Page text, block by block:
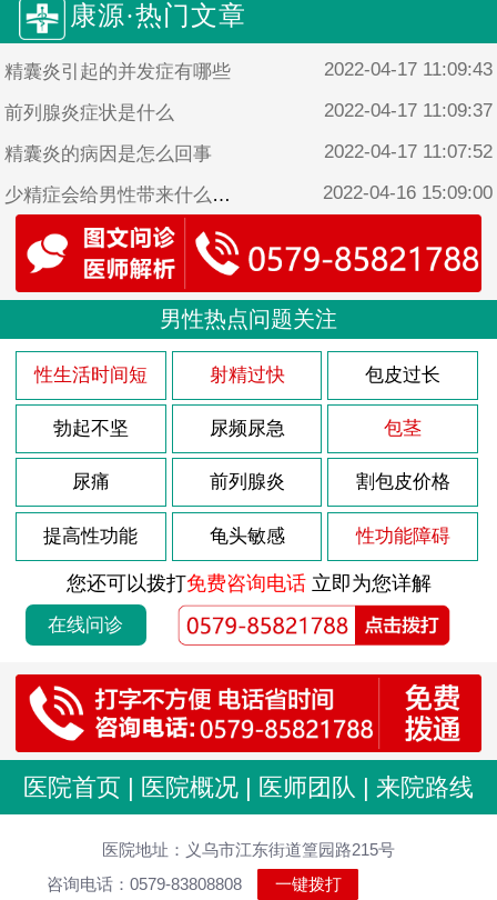
康源·热门文章
精囊炎引起的并发症有哪些 2022-04-17 11:09:43
前列腺炎症状是什么 2022-04-17 11:09:37
精囊炎的病因是怎么回事 2022-04-17 11:07:52
少精症会给男性带来什么影响 2022-04-16 15:09:00
少精症是如何形成的
男性热点问题关注
性生活时间短 射精过快 包皮过长
勃起不坚 尿频尿急 包茎
尿痛 前列腺炎 割包皮价格
提高性功能 龟头敏感 性功能障碍
您还可以拨打免费咨询电话立即为您详解
在线问诊
医院首页 | 医院概况 | 医师团队 | 来院路线
医院地址：义乌市江东街道篁园路215号
咨询电话：0579-83808808
一键拨打